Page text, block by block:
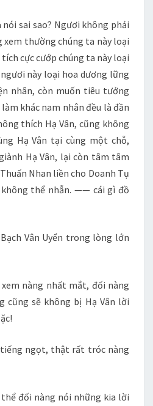
sai sao? Ngươi không phải
thường chúng ta này loại
cực cướp chúng ta này loại
này loại hoa dương lững
nhân, còn muốn tiêu tưởng
khác nam nhân đều là đần
thích Hạ Vân, cũng không
Hạ Vân tại cùng một chỗ,
Hạ Vân, lại còn tâm tâm
Nhan liền cho Doanh Tụ
thể nhẫn. —— cái gì đồ
Vân Uyển trong lòng lớn
nàng nhất mắt, đối nàng
cũng sẽ không bị Hạ Vân lời
tiếng ngọt, thật rất tróc nàng
đối nàng nói những kia lời